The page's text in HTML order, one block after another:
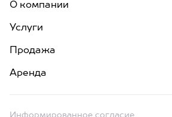
О компании
Услуги
Продажа
Аренда
Информированное согласие